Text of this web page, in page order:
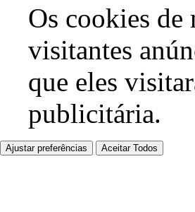
Os cookies de
visitantes
que eles
publicitária.
Ajustar preferências Aceitar Todos